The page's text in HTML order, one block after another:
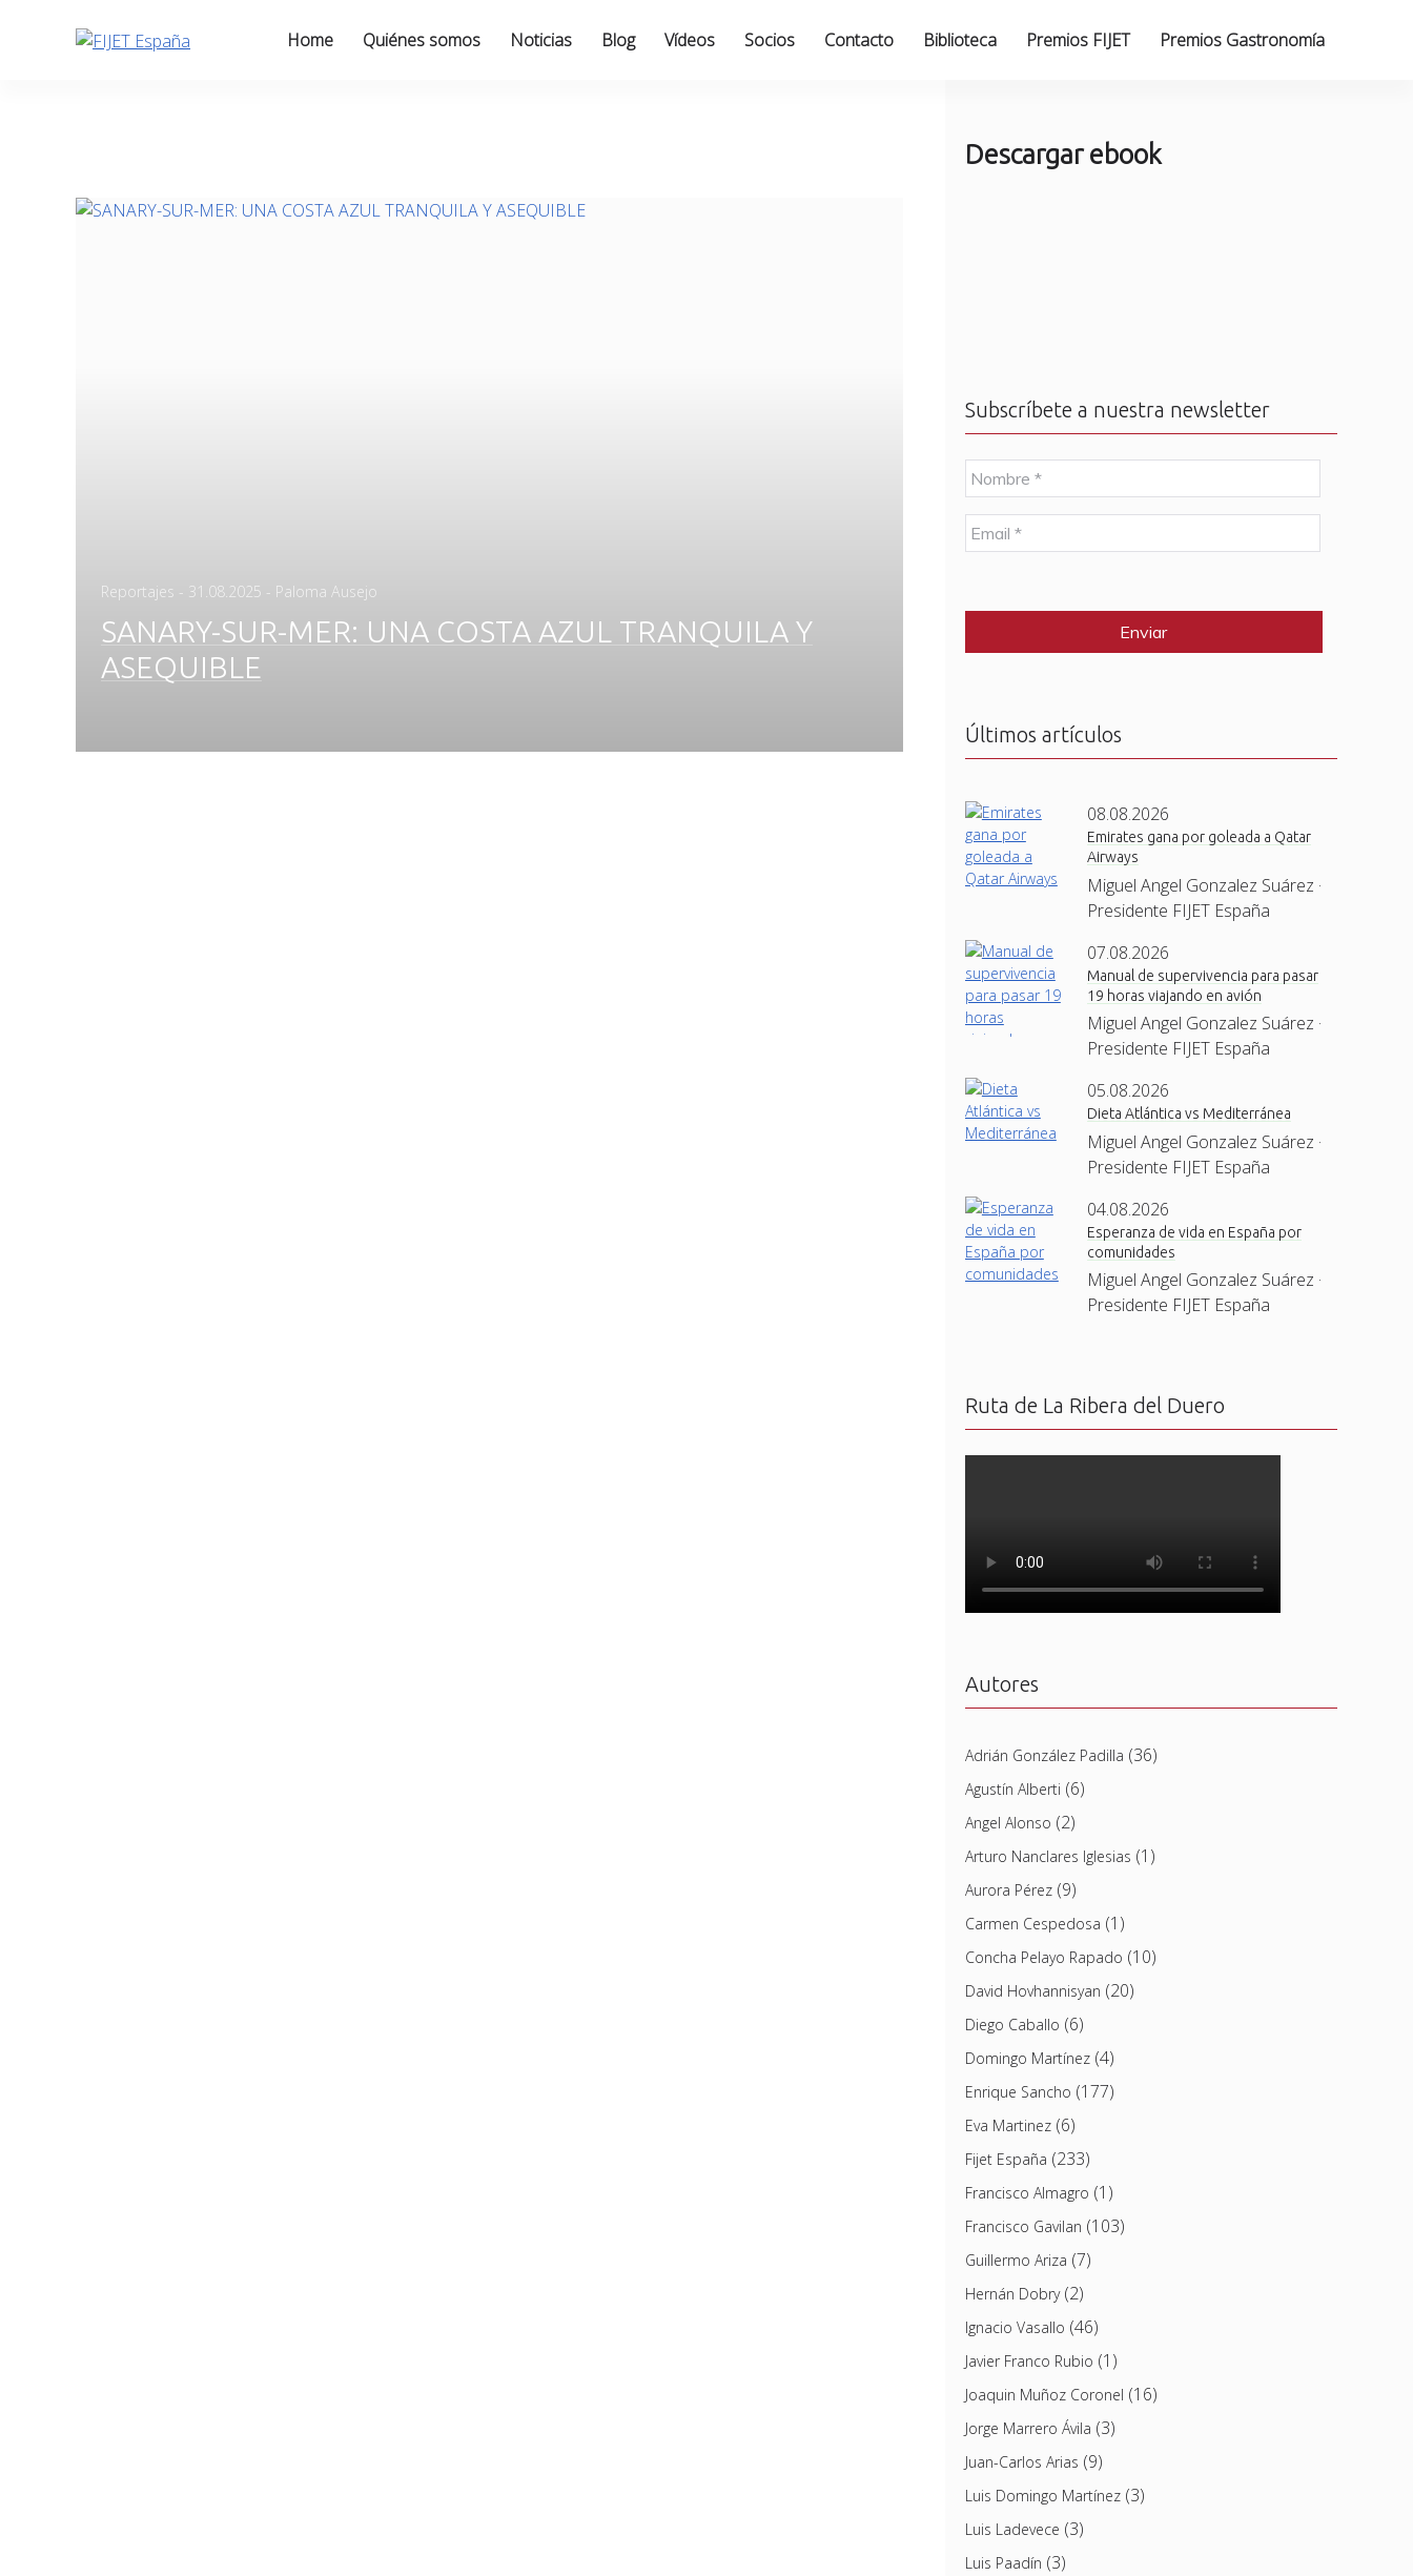
Home Quiénes somos Noticias Blog Vídeos Socios Contacto Biblioteca Premios FIJET Premios Gastronomía
Reportajes - Posted
31.08.2025 - Paloma Ausejo
SANARY-SUR-MER: UNA COSTA AZUL TRANQUILA Y
ASEQUIBLE
Descargar ebook
Subscríbete a nuestra newsletter
N
o
m
b
r
E
m
l
Últimos artículos
08.08.2026
Emirates gana por goleada a Qatar
Airways
Miguel Angel Gonzalez Suárez ·
Presidente FIJET España
07.08.2026
Manual de supervivencia para pasar
19 horas viajando en avión
Miguel Angel Gonzalez Suárez ·
Presidente FIJET España
05.08.2026
Dieta Atlántica vs Mediterránea
Miguel Angel Gonzalez Suárez ·
Presidente FIJET España
04.08.2026
Esperanza de vida en España por
comunidades
Miguel Angel Gonzalez Suárez ·
Presidente FIJET España
Ruta de La Ribera del Duero
Autores
Adrián González Padilla (36)
Agustín Alberti (6)
Angel Alonso (2)
Arturo Nanclares Iglesias (1)
Aurora Pérez(9)
Carmen Cespedosa (1)
Concha Pelayo Rapado (10)
David Hovhannisyan (20)
Diego Caballo (6)
Domingo Martínez(4)
Enrique Sancho (177)
Eva Martinez(6)
Fijet España (233)
Francisco Almagro (1)
Francisco Gavilan (103)
Guillermo Ariza (7)
Hernán Dobry(2)
Ignacio Vasallo (46)
Javier Franco Rubio (1)
Joaquin Muñoz Coronel (16)
Jorge Marrero Ávila (3)
Juan-Carlos Arias (9)
Luis Domingo Martínez(3)
Luis Ladevece (3)
Luis Paadín (3)